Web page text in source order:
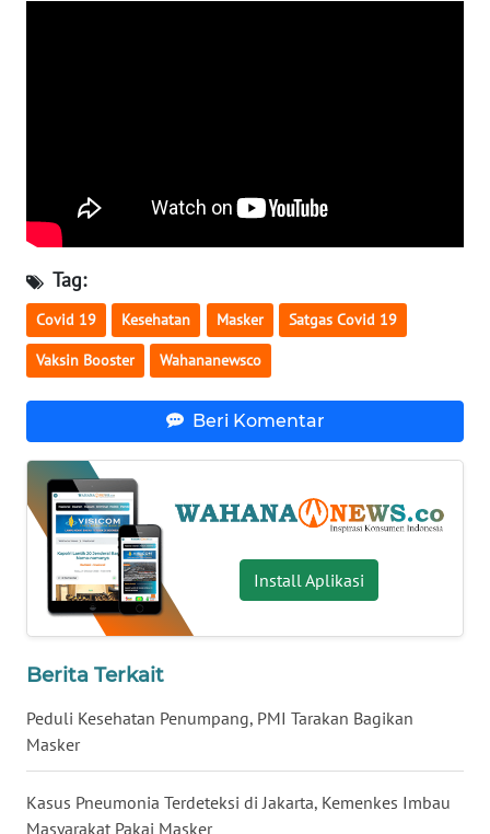
Tag:
Covid 19 Kesehatan Masker Satgas Covid 19
Vaksin Booster Wahananewsco
Beri Komentar
Install Aplikasi
Berita Terkait
Peduli Kesehatan Penumpang, PMI Tarakan Bagikan
Masker
Kasus Pneumonia Terdeteksi di Jakarta, Kemenkes Imbau
Masyarakat Pakai Masker
WN
SULTENG
WN
SULBAR
WN
BABEL
WN
SUMBAR
WN
SUMSEL
WN
BENGKULU
LAMPUNG
JATENG